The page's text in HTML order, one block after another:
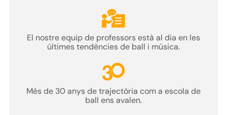
El nostreequip de professorsestà al dia en les
últimes tendències de ball i música.
Més de 30 anysde trajectòria com a escola de
ball ens avalen.